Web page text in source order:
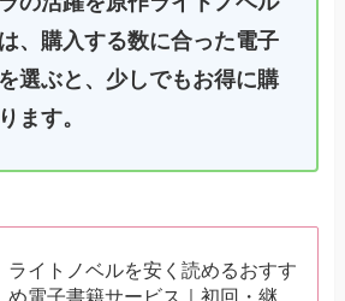
、購入する数に合った電子
選ぶと、少しでもお得に購
ます。
ライトノベルを安く読めるおすす
め電子書籍サービス｜初回・継